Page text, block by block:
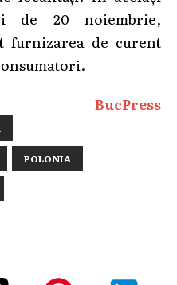
de 20 noiembrie,
furnizarea de curent
BucPress
POLONIA